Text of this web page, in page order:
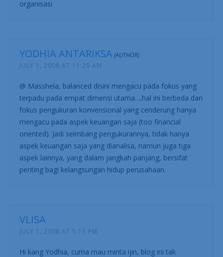
buku management berformat Novel yang sarat akan
makna dan pentingnya value yang sama dalam sebuah
organisasi
YODHIA ANTARIKSA
JULY 1, 2008 AT 11:29 AM
@ Masshela, balanced disini mengacu pada fokus yang
terpadu pada empat dimensi utama….hal ini berbeda dari
aspek keuangan saja yang dianalisa, namun juga tiga
aspek lainnya, yang dalam jangkah panjang, bersifat
penting bagi kelangsungan hidup perusahaan.